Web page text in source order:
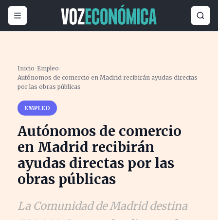
Inicio ›Empleo ›
Autónomos de comercio en Madrid recibirán ayudas directas
por las obras públicas
EMPLEO
Autónomos de comercio
en Madrid recibirán
ayudas directas por las
obras públicas
La Comunidad de Madrid destina